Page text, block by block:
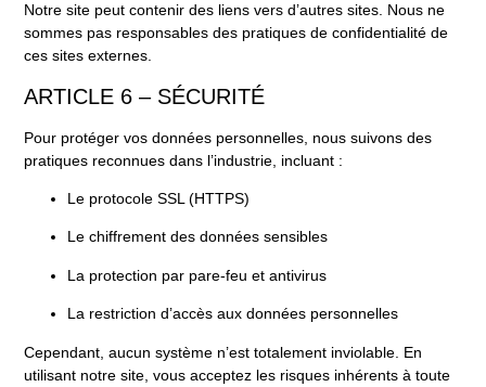
Notre site peut contenir des liens vers d’autres sites. Nous ne
sommes pas responsables des pratiques de confidentialité de
ces sites externes.
ARTICLE 6 – SÉCURITÉ
Pour protéger vos données personnelles, nous suivons des
pratiques reconnues dans l’industrie, incluant :
Le protocole SSL (HTTPS)
Le chiffrement des données sensibles
La protection par pare-feu et antivirus
La restriction d’accès aux données personnelles
Cependant, aucun système n’est totalement inviolable. En
utilisant notre site, vous acceptez les risques inhérents à toute